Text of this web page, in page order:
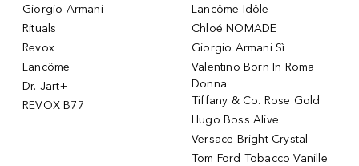
Giorgio Armani
Rituals
Revox
Lancôme
Dr. Jart+
REVOX B77
Lancôme Idôle
Chloé NOMADE
Giorgio Armani Sì
Valentino Born In Roma
Donna
Tiffany & Co. Rose Gold
Hugo Boss Alive
Versace Bright Crystal
Tom Ford Tobacco Vanille